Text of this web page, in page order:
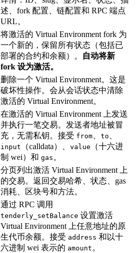
述、fork 配置、链配置和 RPC 端点
URL。
将激活的 Virtual Environment fork 为
一个新的，保留所有状态（包括已
部署的合约和余额）。
自动将新
fork 设为激活。
删除一个 Virtual Environment。这是
破坏性操作。会从会话状态中清除
激活的 Virtual Environment。
在激活的 Virtual Environment 上发送
并执行一笔交易。发送者地址被冒
充，无需私钥。接受 from to
input （calldata）、 value
（十六进
制 wei）和 gas 。
分页列出激活 Virtual Environment 上
的交易。返回交易哈希、状态、gas
消耗、区块号和方法。
通过 RPC 调用
tenderly_setBalance 设置激活
Virtual Environment 上任意地址的原
生代币余额。接受 address 和以十
六进制 wei 表示的 amount 。